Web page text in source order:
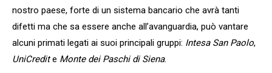
nostro paese, forte di un sistema bancario che avrà tanti
difetti ma che sa essere anche all’avanguardia, può vantare
alcuni primati legati ai suoi principali gruppi: Intesa San Paolo,
UniCredite Monte dei Paschi di Siena.